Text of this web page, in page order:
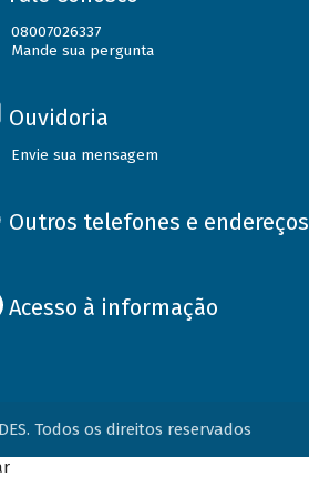
08007026337
Mande sua pergunta
Ouvidoria
Envie sua mensagem
Outros telefones e endereços
Acesso à informação
Todos os direitos reservados